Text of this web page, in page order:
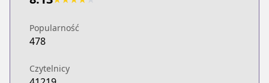
Popularność
478
Czytelnicy